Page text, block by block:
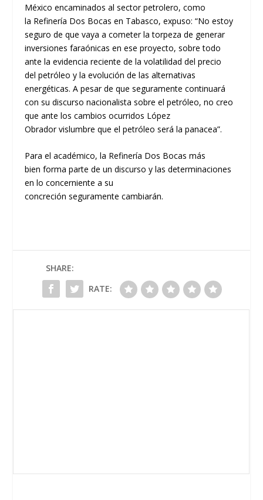
México encaminados al sector petrolero, como
la Refinería Dos Bocas en Tabasco, expuso: “Noestoy
seguro de que vaya a cometer la torpeza de generar
inversiones faraónicas en ese proyecto, sobre todo
ante la evidencia reciente de la volatilidad del precio
delpetróleo y la evolución de las alternativas
energéticas.A pesar de que seguramente continuará
con su discurso nacionalista sobre el petróleo,no creo
queante los cambios ocurridos López
Obradorvislumbre que el petróleo será la panacea”.
Para el académico,la Refinería Dos Bocasmás
bienformaparte de un discursoy las determinaciones
en lo concerniente asu
concreciónseguramentecambiarán.
SHARE:
RATE: